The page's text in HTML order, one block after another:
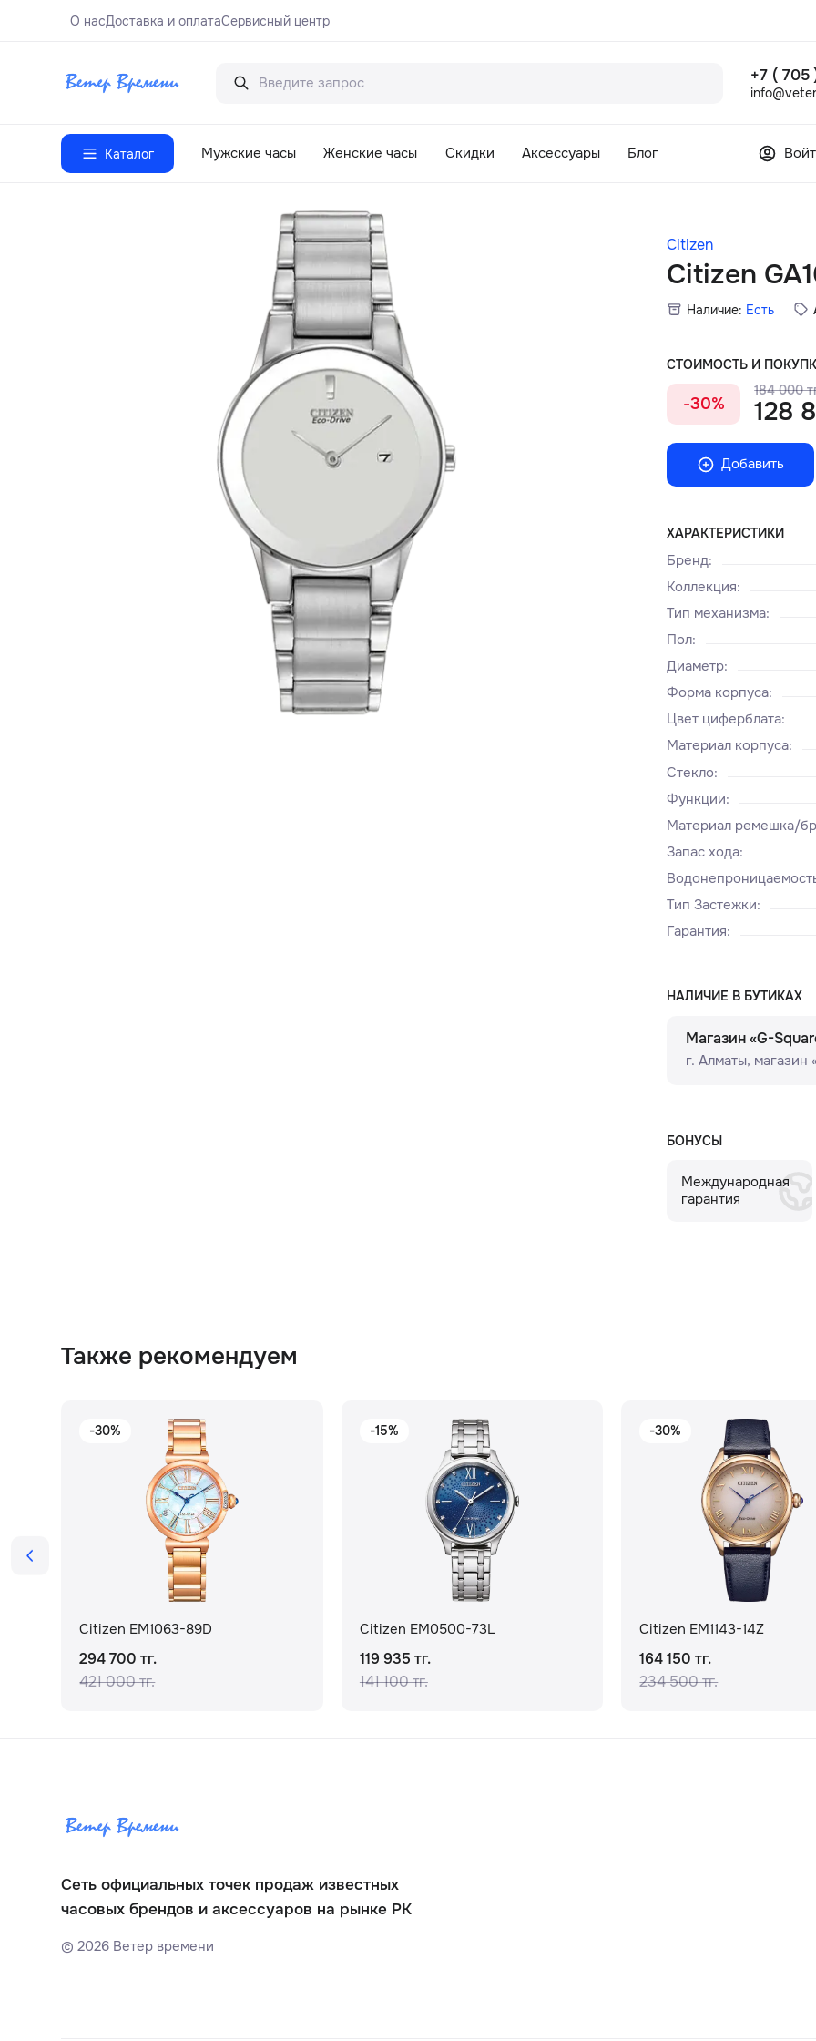
О насДоставка и оплатаСервисный центр
+7 ( 705
Каталог Мужские часы Женские часы Скидки Аксессуары Блог
Citizen
Citizen
Наличие: Есть
СТОИМОСТЬ И
-30%
184 000
128
Добавить
ХАРАКТЕРИСТИКИ
Бренд:
Коллекция:
Тип механизма:
Пол:
Диаметр:
Форма корпуса:
Цвет циферблата:
Материал корпуса:
Стекло:
Функции:
Материал ремешка/
Запас хода:
Тип Застежки:
Гарантия:
НАЛИЧИЕ В БУТИКАХ
Магазин «G-
г. Алматы, ​магазин
БОНУСЫ
Международная
гарантия
Также рекомендуем
-30%
Citizen EM1063-89D
294 700 тг.
421 000 тг.
-15%
Citizen EM0500-73L
119 935 тг.
141 100 тг.
-30%
Citizen EM1143-14Z
164 150 тг.
234 500 тг.
Сеть официальных точек продаж известных
часовых брендов и аксессуаров на рынке РК
©2026 Ветер времени